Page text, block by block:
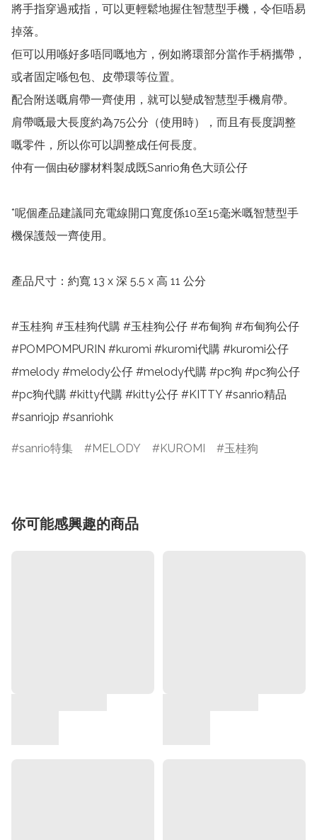
將手指穿過戒指，可以更輕鬆地握住智慧型手機，令佢唔易
掉落。
佢可以用喺好多唔同嘅地方，例如將環部分當作手柄攜帶，
或者固定喺包包、皮帶環等位置。
配合附送嘅肩帶一齊使用，就可以變成智慧型手機肩帶。
肩帶嘅最大長度約為75公分（使用時），而且有長度調整
嘅零件，所以你可以調整成任何長度。
仲有一個由矽膠材料製成既Sanrio角色大頭公仔
*呢個產品建議同充電線開口寬度係10至15毫米嘅智慧型手
機保護殼一齊使用。
產品尺寸：約寬 13 x 深 5.5 x 高 11 公分
#玉桂狗 #玉桂狗代購 #玉桂狗公仔 #布甸狗 #布甸狗公仔
#POMPOMPURIN #kuromi #kuromi代購 #kuromi公仔
#melody #melody公仔 #melody代購 #pc狗 #pc狗公仔
#pc狗代購 #kitty代購 #kitty公仔 #KITTY #sanrio精品
#sanriojp #sanriohk
sanrio特集 MELODY KUROMI 玉桂狗
你可能感興趣的商品